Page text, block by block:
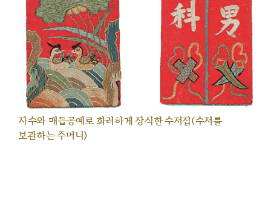
자수와 매듭공예로 화려하게 장식한 수저집(수저를
보관하는 주머니)